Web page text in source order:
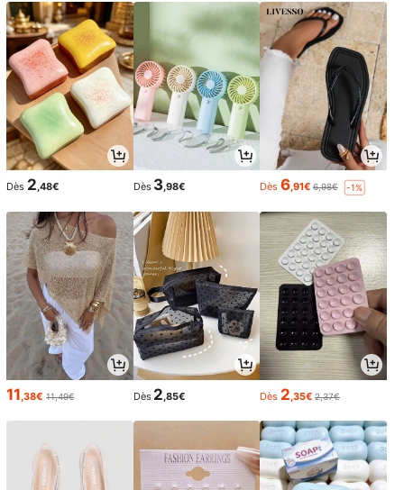
Dès 2,48€ Dès 3,98€ Dès 6,91€ 6,98€ -1%
11 ,38€ 11,49€ Dès 2 ,85€ Dès 2 ,35€ 2,37€